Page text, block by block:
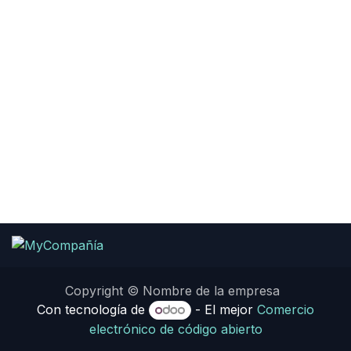
Copyright © Nombre de la empresa
Con tecnología de
- El mejorComercio
electrónico de código abierto